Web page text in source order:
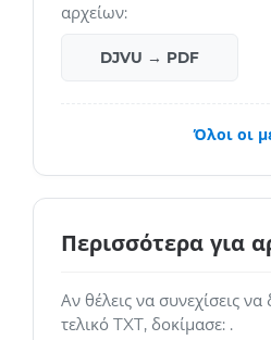
αρχείων:
DJVU → PDF
Όλοι οι
Περισσότερα για
Αν θέλεις να συνεχίσεις να
τελικό TXT, δοκίμασε: .